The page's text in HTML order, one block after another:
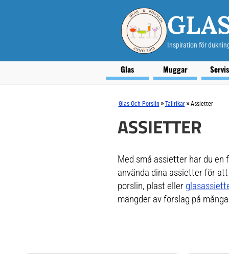
Inspiration för
Glas Muggar
Glas Och Porslin » Tallrikar » Assietter
ASSIETTER
Med små assietter har du en
använda dina assietter för
porslin, plast eller
mängder av förslag på